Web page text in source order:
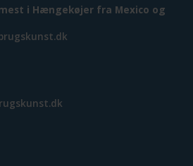
i Hængekøjer fra Mexico og